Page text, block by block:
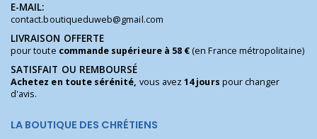
E-MAIL:
contact.boutiqueduweb@gmail.com
LIVRAISON OFFERTE
pour toute commande supérieure à 58 €(en France métropolitaine)
SATISFAIT OU REMBOURSÉ
Achetez en toute sérénité, vous avez14 jours pour changer
d'avis.
LA BOUTIQUE DES CHRÉTIENS